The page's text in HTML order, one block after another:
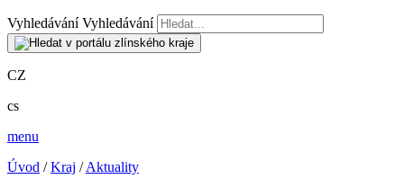
Vyhledávání Vyhledávání
CZ
cs
menu
Úvod /Kraj /Aktuality